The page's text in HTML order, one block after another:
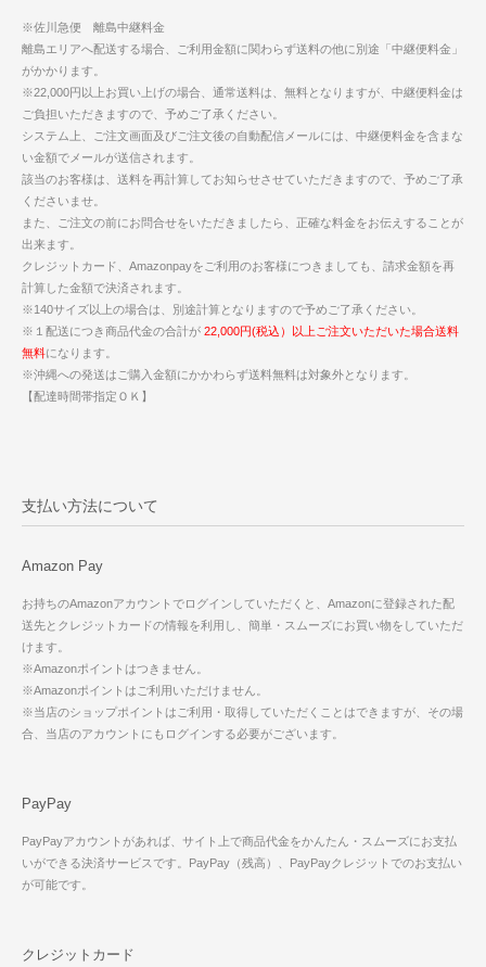
※佐川急便 離島中継料金
離島エリアへ配送する場合、ご利用金額に関わらず送料の他に別途「中継便料金」
がかかります。
※22,000円以上お買い上げの場合、通常送料は、無料となりますが、中継便料金は
ご負担いただきますので、予めご了承ください。
システム上、ご注文画面及びご注文後の自動配信メールには、中継便料金を含まな
い金額でメールが送信されます。
該当のお客様は、送料を再計算してお知らせさせていただきますので、予めご了承
くださいませ。
また、ご注文の前にお問合せをいただきましたら、正確な料金をお伝えすることが
出来ます。
クレジットカード、Amazonpayをご利用のお客様につきましても、請求金額を再
計算した金額で決済されます。
※140サイズ以上の場合は、別途計算となりますので予めご了承ください。
※１配送につき商品代金の合計が 22,000円(税込）以上ご注文いただいた場合送料
無料になります。
※沖縄への発送はご購入金額にかかわらず送料無料は対象外となります。
【配達時間帯指定ＯＫ】
支払い方法について
Amazon Pay
お持ちのAmazonアカウントでログインしていただくと、Amazonに登録された配
送先とクレジットカードの情報を利用し、簡単・スムーズにお買い物をしていただ
けます。
※Amazonポイントはつきません。
※Amazonポイントはご利用いただけません。
※当店のショップポイントはご利用・取得していただくことはできますが、その場
合、当店のアカウントにもログインする必要がございます。
PayPay
PayPayアカウントがあれば、サイト上で商品代金をかんたん・スムーズにお支払
いができる決済サービスです。PayPay（残高）、PayPayクレジットでのお支払い
が可能です。
クレジットカード